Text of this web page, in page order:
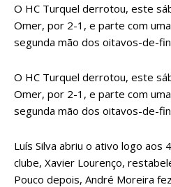
O HC Turquel derrotou, este
Omer, por 2-1, e parte com
segunda mão dos oitavos-de-
O HC Turquel derrotou, este
Omer, por 2-1, e parte com
segunda mão dos oitavos-de-
Luís Silva abriu o ativo logo aos
clube, Xavier Lourenço,
Pouco depois, André Moreira